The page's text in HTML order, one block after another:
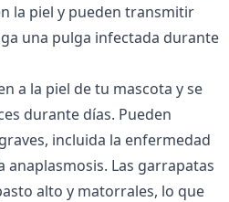
la piel y pueden transmitir
una pulga infectada durante
a la piel de tu mascota y se
durante días. Pueden
incluida la enfermedad
anaplasmosis. Las garrapatas
alto y matorrales, lo que